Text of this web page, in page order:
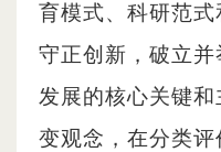
育模式、科研范
守正创新，破立
发展的核心关键
变观念，在分类